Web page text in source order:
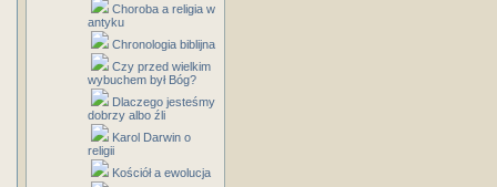
Choroba a religia w
antyku
Chronologia biblijna
Czy przed wielkim
wybuchem był Bóg?
Dlaczego jesteśmy
dobrzy albo źli
Karol Darwin o
religii
Kościół a ewolucja